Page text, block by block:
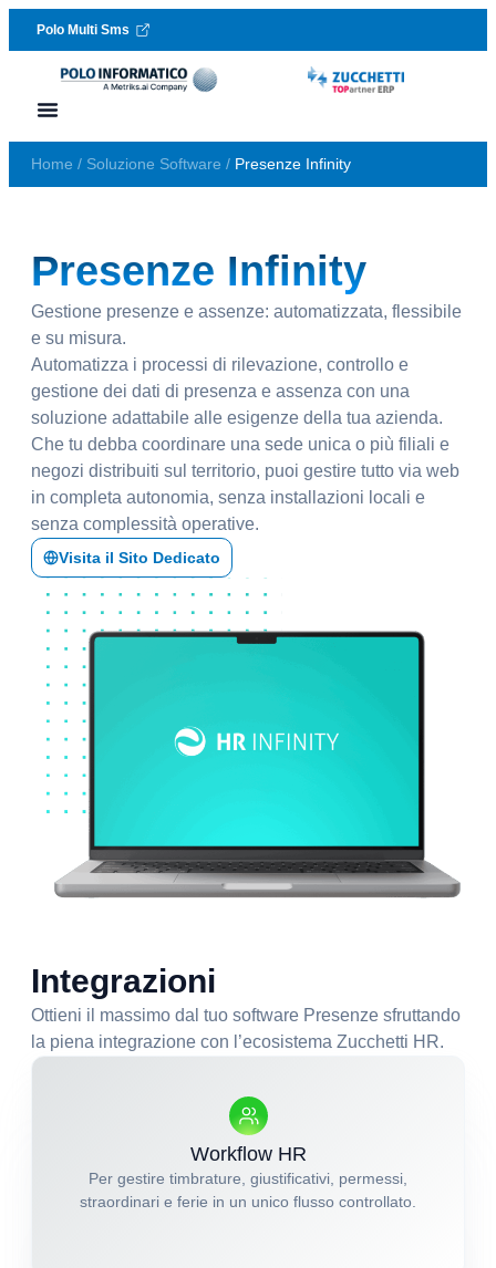
Vai al contenuto
Polo Multi Sms
Home / Soluzione Software / Presenze Infinity
Presenze Infinity
Gestione presenze e assenze: automatizzata, flessibile
e su misura.
Automatizza i processi di rilevazione, controllo e
gestione dei dati di presenza e assenza con una
soluzione adattabile alle esigenze della tua azienda.
Che tu debba coordinare una sede unica o più filiali e
negozi distribuiti sul territorio, puoi gestire tutto via web
in completa autonomia, senza installazioni locali e
senza complessità operative.
Visita il Sito Dedicato
Integrazioni
Ottieni il massimo dal tuo software Presenze sfruttando
la piena integrazione con l’ecosistema Zucchetti HR.
Workflow HR
Per gestire timbrature, giustificativi, permessi,
straordinari e ferie in un unico flusso controllato.